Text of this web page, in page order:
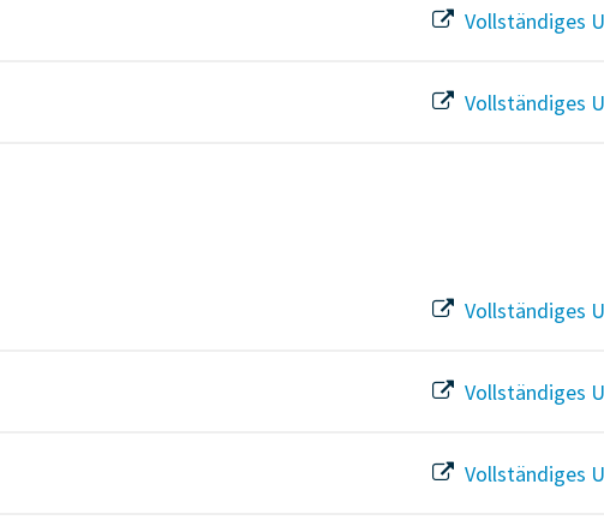
Vollständiges
Vollständiges
Vollständiges
Vollständiges
Vollständiges